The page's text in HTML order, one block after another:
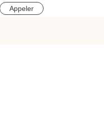
Appeler